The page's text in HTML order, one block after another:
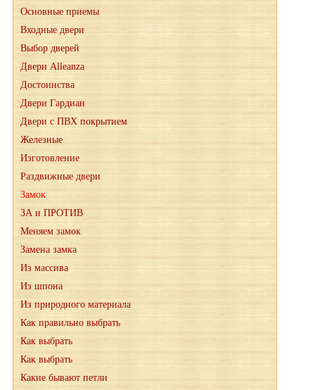
Основные приемы
Входные двери
Выбор дверей
Двери Alleanza
Достоинства
Двери Гардиан
Двери с ПВХ покрытием
Железные
Изготовление
Раздвижные двери
Замок
ЗА и ПРОТИВ
Меняем замок
Замена замка
Из массива
Из шпона
Из природного материала
Как правильно выбрать
Как выбрать
Как выбрать
Какие бывают петли